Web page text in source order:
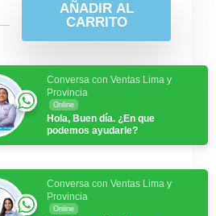
AÑADIR AL
CARRITO
Conversa con Ventas Lima y
Provincia
Online
Hola, Buen día. ¿En que
podemos ayudarle?
Conversa con Ventas Lima y
Provincia
Online